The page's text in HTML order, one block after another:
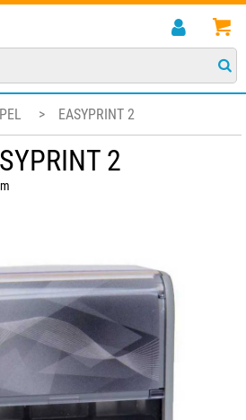
> EASYPRINT 2
2